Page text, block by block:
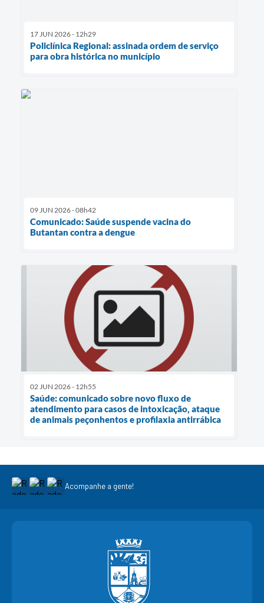
17 JUN 2026 - 12h29
Policlínica Regional: assinada ordem de serviço
para obra histórica no município
09 JUN 2026 - 08h42
Comunicado: Saúde suspende vacina do
Butantan contra a dengue
02 JUN 2026 - 12h55
Saúde: comunicado sobre novo fluxo de
atendimento para casos de intoxicação, ataque
de animais peçonhentos e profilaxia antirrábica
Acompanhe a gente!